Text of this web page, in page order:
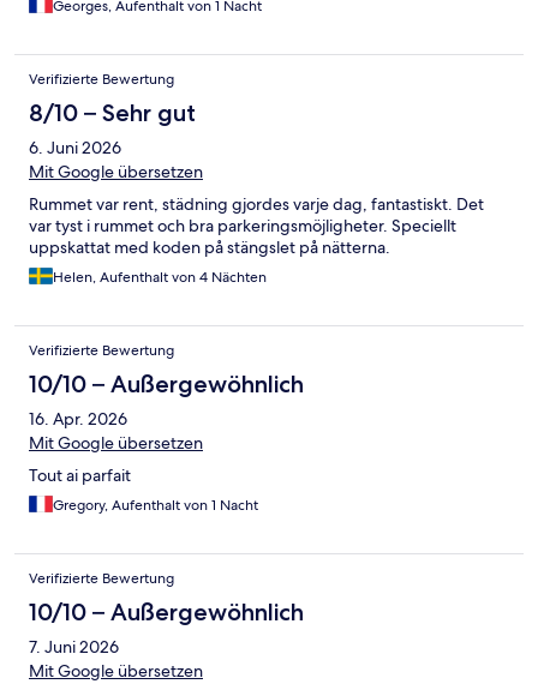
Georges, Aufenthalt von 1 Nacht
Verifizierte Bewertung
8/10 – Sehr gut
6. Juni 2026
Mit Google übersetzen
Rummet var rent, städning gjordes varje dag, fantastiskt. Det
var tyst i rummet och bra parkeringsmöjligheter. Speciellt
uppskattat med koden på stängslet på nätterna.
Helen, Aufenthalt von 4 Nächten
Verifizierte Bewertung
10/10 – Außergewöhnlich
16. Apr. 2026
Mit Google übersetzen
Tout ai parfait
Gregory, Aufenthalt von 1 Nacht
Verifizierte Bewertung
10/10 – Außergewöhnlich
7. Juni 2026
Mit Google übersetzen